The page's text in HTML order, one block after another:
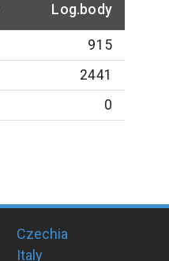
Log.body
915
2441
0
Czechia
Italy